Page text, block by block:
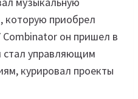
которую приобрел
Combinator он пришел в
стал управляющим
курировал проекты